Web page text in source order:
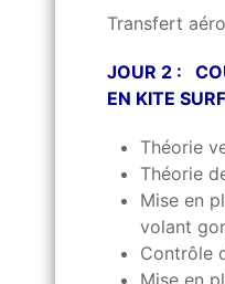
Transfert
JOUR 2 :
EN KITE
Théorie
Théorie
Mise en
volant
Contrôle
Mise en